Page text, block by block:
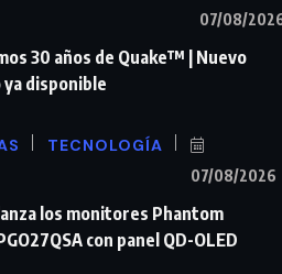
07/08/
30 años de Quake™ | Nuevo
disponible
TECNOLOGÍA
07/08/2026
los monitores Phantom
con panel QD-OLED